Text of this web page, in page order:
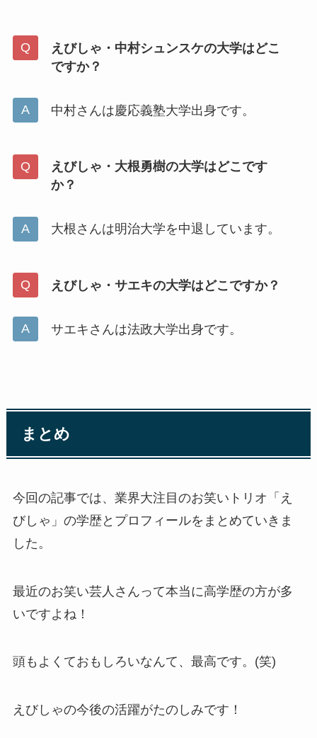
えびしゃ・中村シュンスケの大学はどこ
ですか？
中村さんは慶応義塾大学出身です。
えびしゃ・大根勇樹の大学はどこです
か？
大根さんは明治大学を中退しています。
えびしゃ・サエキの大学はどこですか？
サエキさんは法政大学出身です。
まとめ
今回の記事では、業界大注目のお笑いトリオ「え
びしゃ」の学歴とプロフィールをまとめていきま
した。
最近のお笑い芸人さんって本当に高学歴の方が多
いですよね！
頭もよくておもしろいなんて、最高です。(笑)
えびしゃの今後の活躍がたのしみです！